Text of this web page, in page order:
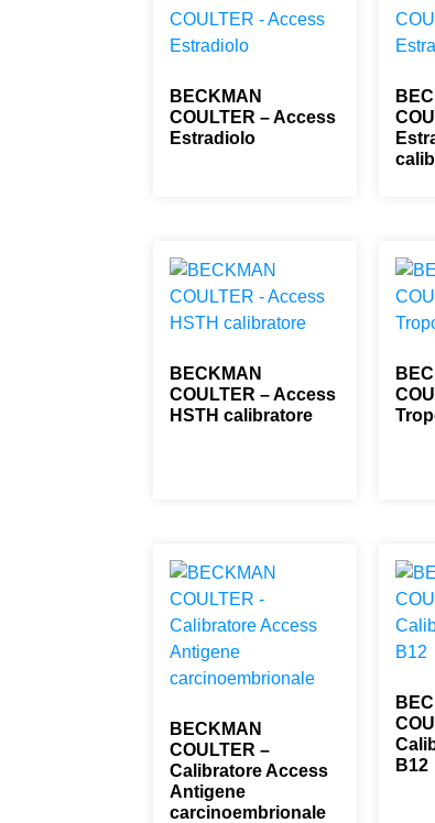
BECKMAN
COULTER – Access
Estradiolo
BECKMAN
COULTER – Access
HSTH calibratore
BECKMAN
COULTER –
Calibratore Access
Antigene
carcinoembrionale
B12